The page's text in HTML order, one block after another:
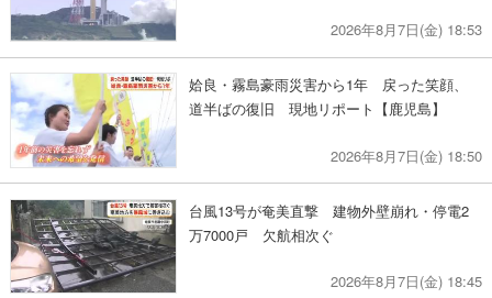
2026年8月7日(金) 18:53
姶良・霧島豪雨災害から1年 戻った笑顔、
道半ばの復旧 現地リポート【鹿児島】
2026年8月7日(金) 18:50
台風13号が奄美直撃 建物外壁崩れ・停電2
万7000戸 欠航相次ぐ
2026年8月7日(金) 18:45